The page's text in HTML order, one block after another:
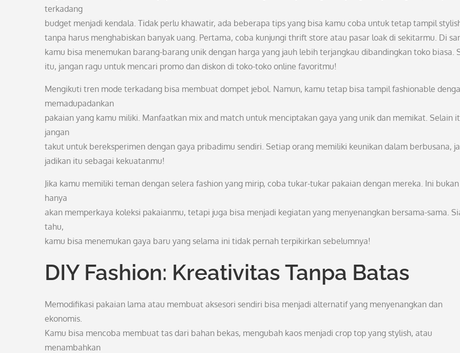
terkadang
budget menjadi kendala. Tidak perlu khawatir, ada beberapa tips yang bisa kamu coba untuk tetap tampil
tanpa harus menghabiskan banyak uang. Pertama, coba kunjungi thrift store atau pasar loak di sekitarmu. Di
kamu bisa menemukan barang-barang unik dengan harga yang jauh lebih terjangkau dibandingkan toko biasa.
itu, jangan ragu untuk mencari promo dan diskon di toko-toko online favoritmu!
Mengikuti tren mode terkadang bisa membuat dompet jebol. Namun, kamu tetap bisa tampil fashionable
memadupadankan
pakaian yang kamu miliki. Manfaatkan mix and match untuk menciptakan gaya yang unik dan memikat. Selain
jangan
takut untuk bereksperimen dengan gaya pribadimu sendiri. Setiap orang memiliki keunikan dalam berbusana,
jadikan itu sebagai kekuatanmu!
Jika kamu memiliki teman dengan selera fashion yang mirip, coba tukar-tukar pakaian dengan mereka. Ini bukan
hanya
akan memperkaya koleksi pakaianmu, tetapi juga bisa menjadi kegiatan yang menyenangkan bersama-sama.
tahu,
kamu bisa menemukan gaya baru yang selama ini tidak pernah terpikirkan sebelumnya!
DIY Fashion: Kreativitas Tanpa Batas
Memodifikasi pakaian lama atau membuat aksesori sendiri bisa menjadi alternatif yang menyenangkan dan
ekonomis.
Kamu bisa mencoba membuat tas dari bahan bekas, mengubah kaos menjadi crop top yang stylish, atau
menambahkan